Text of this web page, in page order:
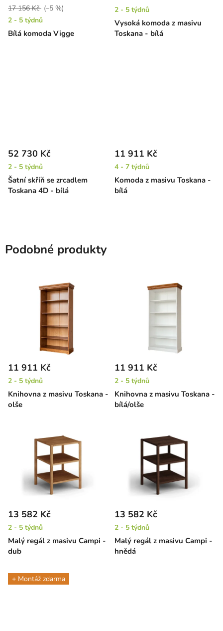
Bílá komoda Vigge
17 156 Kč (–5 %)
2 - 5 týdnů
Vysoká komoda z masivu
Toskana - bílá
2 - 5 týdnů
Šatní skříň se zrcadlem
Toskana 4D - bílá
52 730 Kč
2 - 5 týdnů
Komoda z masivu Toskana -
bílá
11 911 Kč
4 - 7 týdnů
Podobné produkty
Knihovna z masivu Toskana -
olše
11 911 Kč
2 - 5 týdnů
Knihovna z masivu Toskana -
bílá/olše
11 911 Kč
2 - 5 týdnů
Malý regál z masivu Campi -
dub
13 582 Kč
2 - 5 týdnů
Malý regál z masivu Campi -
hnědá
13 582 Kč
2 - 5 týdnů
+ Montáž zdarma